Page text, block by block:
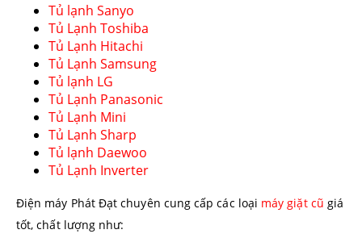
Tủ lạnh Sanyo
Tủ Lạnh Toshiba
Tủ Lạnh Hitachi
Tủ Lạnh Samsung
Tủ lạnh LG
Tủ Lạnh Panasonic
Tủ Lạnh Mini
Tủ Lạnh Sharp
Tủ lạnh Daewoo
Tủ Lạnh Inverter
Điện máy Phát Đạt chuyên cung cấp các loại máy giặt cũ giá
tốt, chất lượng như: